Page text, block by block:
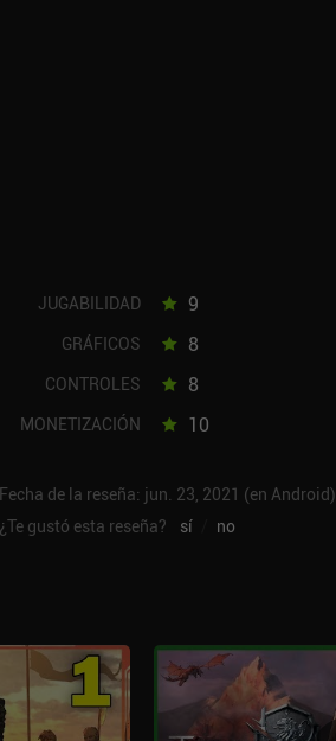
JUGABILIDAD 9
GRÁFICOS 8
CONTROLES 8
MONETIZACIÓN 10
Fecha de la reseña: jun. 23, 2021 (en Android)
¿Te gustó esta reseña?
sí no